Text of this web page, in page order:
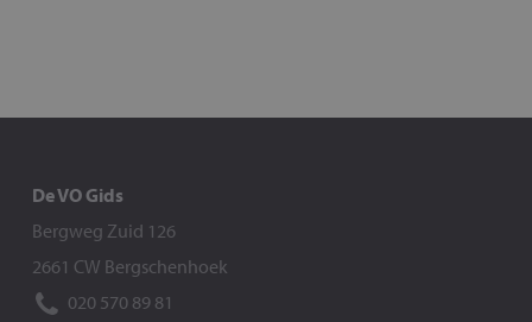
De VO Gids
Bergweg Zuid 126
2661 CW Bergschenhoek
020 570 89 81